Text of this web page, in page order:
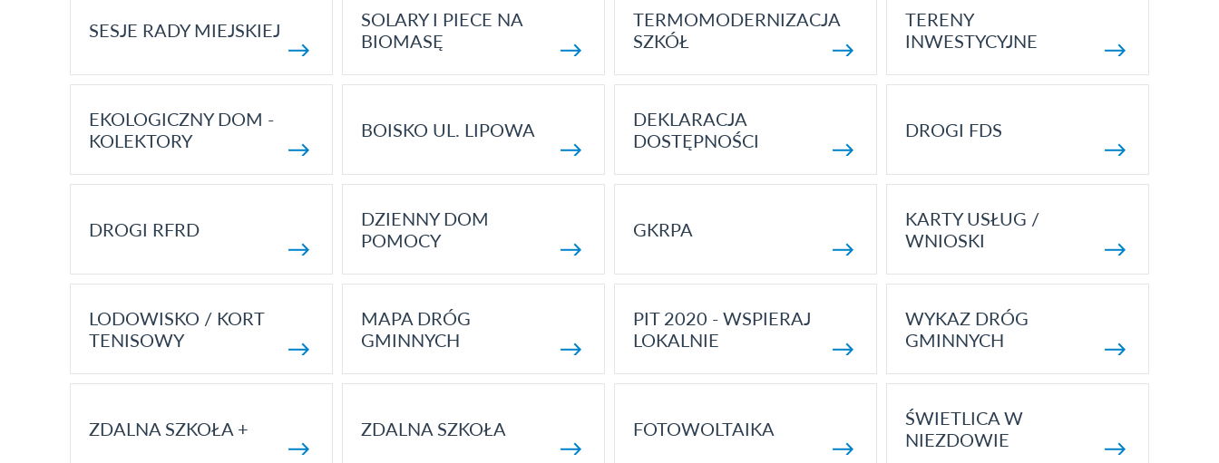
SESJE RADY MIEJSKIEJ
SOLARY I PIECE NA
BIOMASĘ
TERMOMODERNIZACJA
SZKÓŁ
TERENY
INWESTYCYJNE
EKOLOGICZNY DOM -
KOLEKTORY
BOISKO UL. LIPOWA
DEKLARACJA
DOSTĘPNOŚCI
DROGI FDS
DROGI RFRD
DZIENNY DOM
POMOCY
GKRPA
KARTY USŁUG /
WNIOSKI
LODOWISKO / KORT
TENISOWY
MAPA DRÓG
GMINNYCH
PIT 2020 - WSPIERAJ
LOKALNIE
WYKAZ DRÓG
GMINNYCH
ZDALNA SZKOŁA + ZDALNA SZKOŁA FOTOWOLTAIKA
ŚWIETLICA W
NIEZDOWIE